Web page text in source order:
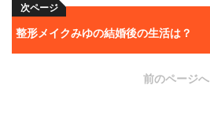
次ページ
整形メイクみゆの結婚後の生活は？
前のページへ